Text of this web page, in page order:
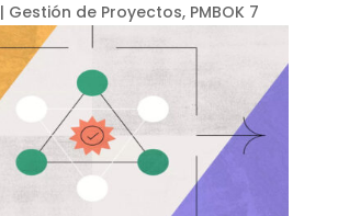
| Gestión de Proyectos, PMBOK 7